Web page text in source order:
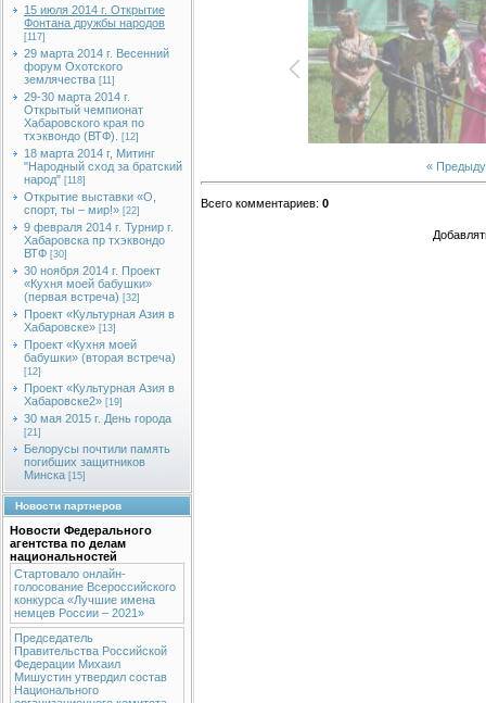
15 июля 2014 г. Открытие
Фонтана дружбы народов
[117]
29 марта 2014 г. Весенний
форум Охотского
землячества [11]
29-30 марта 2014 г.
Открытый чемпионат
Хабаровского края по
тхэквондо (ВТФ).
[12]
18 марта 2014 г, Митинг
"Народный сход за братский
народ" [118]
Открытие выставки «О,
спорт, ты – мир!» [22]
9 февраля 2014 г. Турнир г.
Хабаровска пр тхэквондо
ВТФ [30]
30 ноября 2014 г. Проект
«Кухня моей бабушки»
(первая встреча) [32]
Проект «Культурная Азия в
Хабаровске» [13]
Проект «Кухня моей
бабушки» (вторая встреча)
[12]
Проект «Культурная Азия в
Хабаровске2» [19]
30 мая 2015 г. День города
[21]
Белорусы почтили память
погибших защитников
Минска [15]
Новости партнеров
Новости Федерального
агентства по делам
национальностей
Стартовало онлайн-
голосование Всероссийского
конкурса «Лучшие имена
немцев России – 2021»
Председатель
Правительства Российской
Федерации Михаил
Мишустин утвердил состав
Национального
«
Всего комментариев: 0